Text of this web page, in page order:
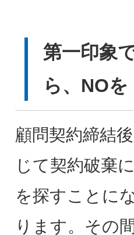
第一印象
ら、NOを
顧問契約締結
じて契約破棄
を探すことに
ります。その